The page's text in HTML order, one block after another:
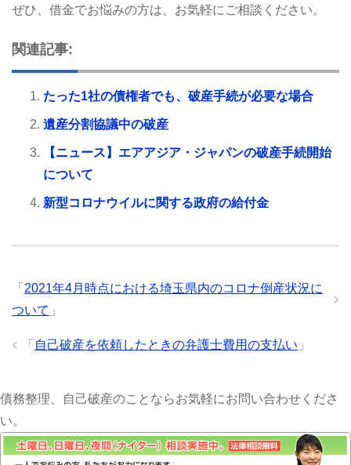
ぜひ、借金でお悩みの方は、お気軽にご相談ください。
関連記事:
たった1社の債権者でも、破産手続が必要な場合
遺産分割協議中の破産
【ニュース】エアアジア・ジャパンの破産手続開始
について
新型コロナウイルに関する政府の給付金
「 2021年4月時点における埼玉県内のコロナ倒産状況に
ついて 」
「 自己破産を依頼したときの弁護士費用の支払い 」
債務整理、自己破産のことならお気軽にお問い合わせくださ
い。